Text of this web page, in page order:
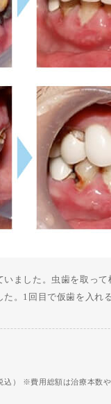
ました。虫歯を取っ
。1回目で仮歯を入れ
込） ※費用総額は治療本数